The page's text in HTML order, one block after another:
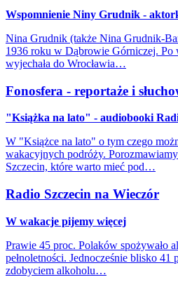
Wspomnienie Niny Grudnik -
Nina Grudnik (także Nina Grudnik-
1936 roku w Dąbrowie Górniczej. Po
wyjechała do Wrocławia…
Fonosfera - reportaże i
"Książka na lato" - audiobooki
W "Książce na lato" o tym czego
wakacyjnych podróży.
Szczecin, które warto mieć pod…
Radio Szczecin na Wieczór
W wakacje pijemy więcej
Prawie 45 proc. Polaków spożywało
pełnoletności. Jednocześnie blisko 41
zdobyciem alkoholu…